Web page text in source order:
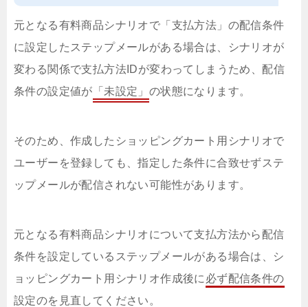
元となる有料商品シナリオで「支払方法」の配信条件
に設定したステップメールがある場合は、シナリオが
変わる関係で支払方法IDが変わってしまうため、配信
条件の設定値が 「未設定」 の状態になります。
そのため、作成したショッピングカート用シナリオで
ユーザーを登録しても、指定した条件に合致せずステ
ップメールが配信されない可能性があります。
元となる有料商品シナリオについて支払方法から配信
条件を設定しているステップメールがある場合は、シ
ョッピングカート用シナリオ作成後に 必ず配信条件の
設定のを見直してください。